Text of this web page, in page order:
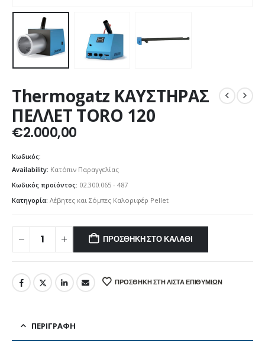
Thermogatz ΚΑΥΣΤΗΡΑΣ
ΠΕΛΛΕΤ TORO 120
€2.000,00
Κωδικός:
Availability: Κατόπιν Παραγγελίας
Κωδικός προϊόντος: 02.300.065 - 487
Κατηγορία: Λέβητες και Σόμπες Καλοριφέρ Pellet
ΠΡΟΣΘΉΚΗ ΣΤΟ ΚΑΛΆΘΙ
ΠΡΟΣΘΉΚΗ ΣΤΗ ΛΊΣΤΑ ΕΠΙΘΥΜΙΏΝ
ΠΕΡΙΓΡΑΦΉ